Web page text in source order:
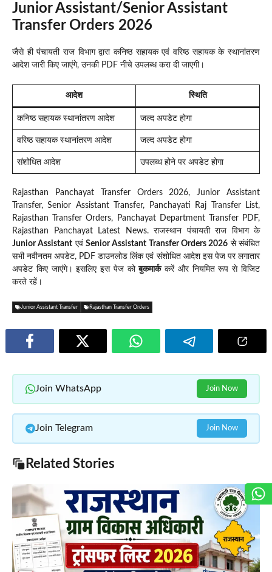
Junior Assistant/Senior Assistant
Transfer Orders 2026
जैसे ही पंचायती राज विभाग द्वारा कनिष्ठ सहायक एवं वरिष्ठ सहायक के स्थानांतरण
आदेश जारी किए जाएंगे, उनकी PDF नीचे उपलब्ध करा दी जाएगी।
आदेश स्थिति
कनिष्ठ सहायक स्थानांतरण आदेश जल्द अपडेट होगा
वरिष्ठ सहायक स्थानांतरण आदेश जल्द अपडेट होगा
संशोधित आदेश उपलब्ध होने पर अपडेट होगा
Rajasthan Panchayat Transfer Orders 2026, Junior Assistant
Transfer, Senior Assistant Transfer, Panchayati Raj Transfer List,
Rajasthan Transfer Orders, Panchayat Department Transfer PDF,
Rajasthan Panchayat Latest News. राजस्थान पंचायती राज विभाग के
Junior Assistant एवंSenior Assistant Transfer Orders 2026 से संबंधित
सभी नवीनतम अपडेट, PDF डाउनलोड लिंक एवं संशोधित आदेश इस पेज पर लगातार
अपडेट किए जाएंगे। इसलिए इस पेज कोबुकमार्ककरें और नियमित रूप से विजिट
करते रहें।
Junior Assistant Transfer Rajasthan Transfer Orders
Join WhatsApp Join Now
Join Telegram Join Now
Related Stories